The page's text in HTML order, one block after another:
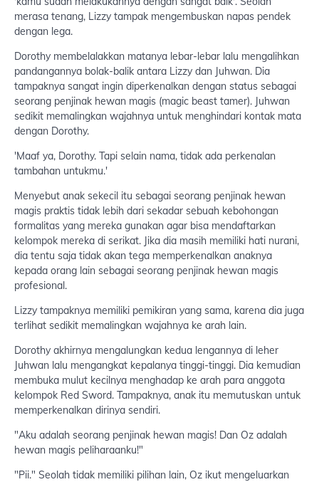
merasa tenang, Lizzy tampak mengembuskan napas pendek
dengan lega.
Dorothy membelalakkan matanya lebar-lebar lalu mengalihkan
pandangannya bolak-balik antara Lizzy dan Juhwan. Dia
tampaknya sangat ingin diperkenalkan dengan status sebagai
seorang penjinak hewan magis (magic beast tamer). Juhwan
sedikit memalingkan wajahnya untuk menghindari kontak mata
dengan Dorothy.
'Maaf ya, Dorothy. Tapi selain nama, tidak ada perkenalan
tambahan untukmu.'
Menyebut anak sekecil itu sebagai seorang penjinak hewan
magis praktis tidak lebih dari sekadar sebuah kebohongan
formalitas yang mereka gunakan agar bisa mendaftarkan
kelompok mereka di serikat. Jika dia masih memiliki hati nurani,
dia tentu saja tidak akan tega memperkenalkan anaknya
kepada orang lain sebagai seorang penjinak hewan magis
profesional.
Lizzy tampaknya memiliki pemikiran yang sama, karena dia juga
terlihat sedikit memalingkan wajahnya ke arah lain.
Dorothy akhirnya mengalungkan kedua lengannya di leher
Juhwan lalu mengangkat kepalanya tinggi-tinggi. Dia kemudian
membuka mulut kecilnya menghadap ke arah para anggota
kelompok Red Sword. Tampaknya, anak itu memutuskan untuk
memperkenalkan dirinya sendiri.
"Aku adalah seorang penjinak hewan magis! Dan Oz adalah
hewan magis peliharaanku!"
"Pii." Seolah tidak memiliki pilihan lain, Oz ikut mengeluarkan